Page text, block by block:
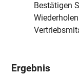
Bestätigen
Ergebnis